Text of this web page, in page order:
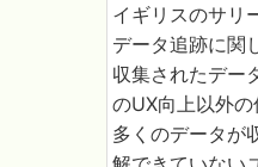
イギリスのサリ
データ追跡に関
収集されたデー
のUX向上以外
多くのデータが